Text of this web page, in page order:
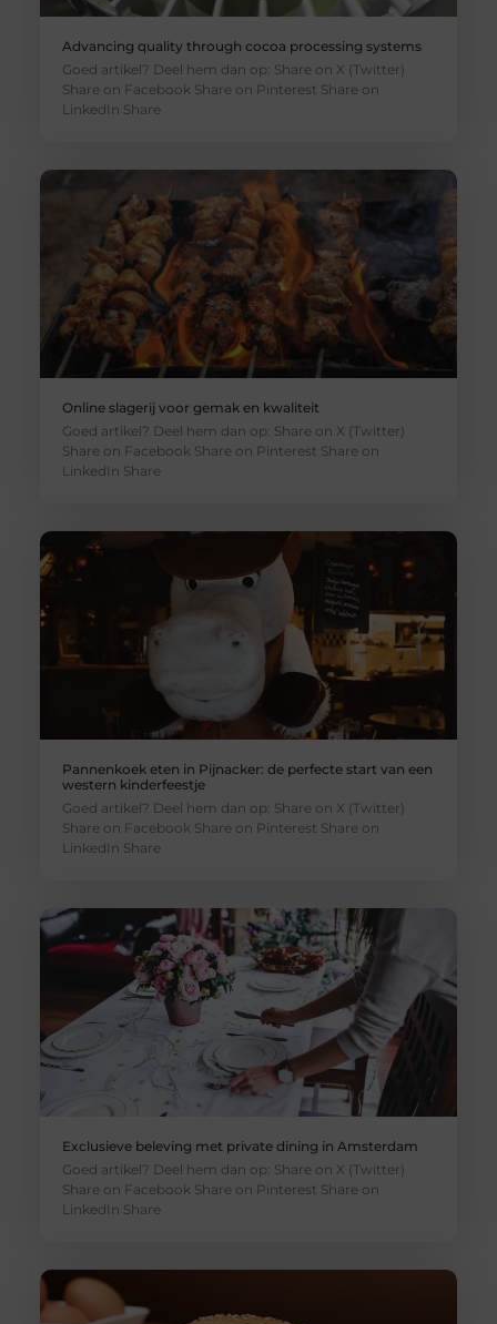
Advancing quality through cocoa processing systems
Goed artikel? Deel hem dan op: Share on X (Twitter)
Share on Facebook Share on Pinterest Share on
LinkedIn Share
Online slagerij voor gemak en kwaliteit
Goed artikel? Deel hem dan op: Share on X (Twitter)
Share on Facebook Share on Pinterest Share on
LinkedIn Share
Pannenkoek eten in Pijnacker: de perfecte start van een
western kinderfeestje
Goed artikel? Deel hem dan op: Share on X (Twitter)
Share on Facebook Share on Pinterest Share on
LinkedIn Share
Exclusieve beleving met private dining in Amsterdam
Goed artikel? Deel hem dan op: Share on X (Twitter)
Share on Facebook Share on Pinterest Share on
LinkedIn Share